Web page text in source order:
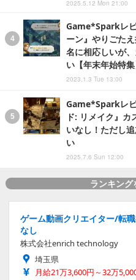
2025.5.12 Mon 21:00
Game*Sparkレ
ーン』やりごた
名に相応しいが
い【年末年始特集
2023.1.3 Tue 13:00
Game*Sparkレ
ド: リメイク』
いなし！ただし
い
2025.7.6 Sun 12:00
ランキング
ゲーム動画クリエイター/転
なし
株式会社enrich technology
埼玉県
月給21万3,600円～32万